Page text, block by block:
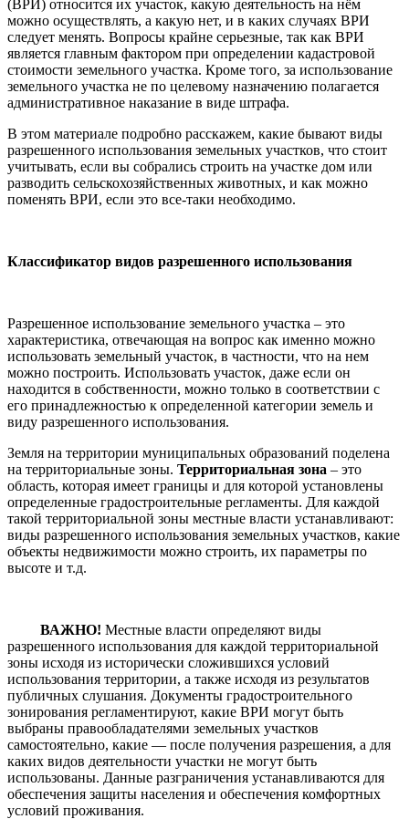
(ВРИ) относится их участок, какую деятельность на нём
можно осуществлять, а какую нет, и в каких случаях ВРИ
следует менять. Вопросы крайне серьезные, так как ВРИ
является главным фактором при определении кадастровой
стоимости земельного участка. Кроме того, за использование
земельного участка не по целевому назначению полагается
административное наказание в виде штрафа.
В этом материале подробно расскажем, какие бывают виды
разрешенного использования земельных участков, что стоит
учитывать, если вы собрались строить на участке дом или
разводить сельскохозяйственных животных, и как можно
поменять ВРИ, если это все-таки необходимо.
Классификатор видов разрешенного использования
Разрешенное использование земельного участка – это
характеристика, отвечающая на вопрос как именно можно
использовать земельный участок, в частности, что на нем
можно построить. Использовать участок, даже если он
находится в собственности, можно только в соответствии с
его принадлежностью к определенной категории земель и
виду разрешенного использования.
Земля на территории муниципальных образований поделена
на территориальные зоны. Территориальная зона – это
область, которая имеет границы и для которой установлены
определенные градостроительные регламенты. Для каждой
такой территориальной зоны местные власти устанавливают:
виды разрешенного использования земельных участков, какие
объекты недвижимости можно строить, их параметры по
высоте и т.д.
ВАЖНО! Местные власти определяют виды
разрешенного использования для каждой территориальной
зоны исходя из исторически сложившихся условий
использования территории, а также исходя из результатов
публичных слушания. Документы градостроительного
зонирования регламентируют, какие ВРИ могут быть
выбраны правообладателями земельных участков
самостоятельно, какие — после получения разрешения, а для
каких видов деятельности участки не могут быть
использованы. Данные разграничения устанавливаются для
обеспечения защиты населения и обеспечения комфортных
условий проживания.